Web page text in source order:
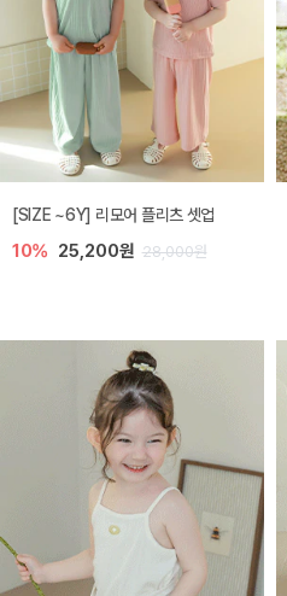
[SIZE ~6Y] 리모어 플리츠 셋업
10% 25,200원 28,000원